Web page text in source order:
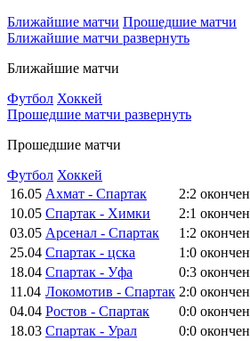
Ближайшие матчи Прошедшие матчи
Ближайшие матчи развернуть
Ближайшие матчи
Футбол Хоккей
Прошедшие матчи развернуть
Прошедшие матчи
Футбол Хоккей
16.05 Ахмат - Спартак 2:2 окончен
10.05 Спартак - Химки 2:1 окончен
03.05 Арсенал - Спартак 1:2 окончен
25.04 Спартак - цска 1:0 окончен
18.04 Спартак - Уфа 0:3 окончен
11.04 Локомотив - Спартак 2:0 окончен
04.04 Ростов - Спартак 0:0 окончен
18.03 Спартак - Урал 0:0 окончен